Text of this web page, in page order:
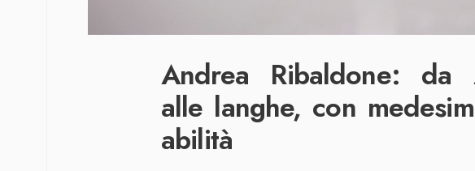
Andrea Ribaldone: da
alle langhe, con
abilità